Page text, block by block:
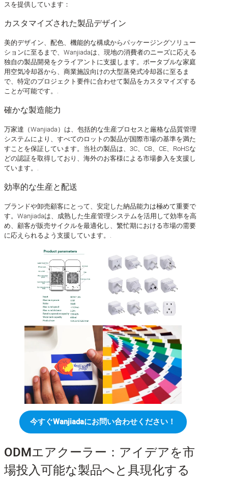
スを提供しています：
カスタマイズされた製品デザイン
美的デザイン、配色、機能的な構成からパッケージングソリュー
ションに至るまで、Wanjiadaは、現地の消費者のニーズに応える
独自の製品開発をクライアントに支援します。ポータブルな家庭
用空気冷却器から、商業施設向けの大型蒸発式冷却器に至るま
で、特定のプロジェクト要件に合わせて製品をカスタマイズする
ことが可能です。.
確かな製造能力
万家達（Wanjiada）は、包括的な生産プロセスと厳格な品質管理
システムにより、すべてのロットの製品が国際市場の基準を満た
すことを保証しています。当社の製品は、3C、CB、CE、RoHSな
どの認証を取得しており、海外のお客様による市場参入を支援し
ています。.
効率的な生産と配送
ブランドや卸売顧客にとって、安定した納品能力は極めて重要で
す。Wanjiadaは、成熟した生産管理システムを活用して効率を高
め、顧客が販売サイクルを最適化し、繁忙期における市場の需要
に応えられるよう支援しています。.
今すぐWanjiadaにお問い合わせください！
ODMエアクーラー：アイデアを市
場投入可能な製品へと具現化する